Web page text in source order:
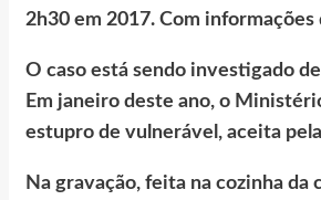
2h30 em 2017. Com
O caso está sendo investigado
Em janeiro deste ano, o
estupro de vulnerável, aceita
Na gravação, feita na cozinha da